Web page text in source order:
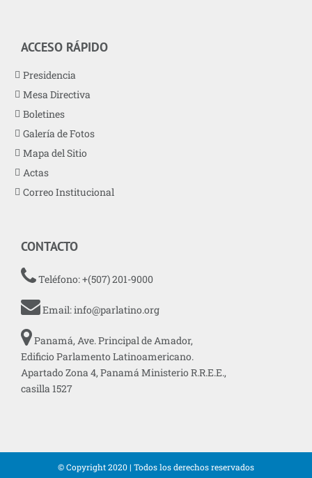
ACCESO RÁPIDO
Presidencia
Mesa Directiva
Boletines
Galería de Fotos
Mapa del Sitio
Actas
Correo Institucional
CONTACTO
Teléfono: +(507) 201-9000
Email:info@parlatino.org
Panamá, Ave. Principal de Amador,
Edificio Parlamento Latinoamericano.
Apartado Zona 4, Panamá Ministerio R.R.E.E.,
casilla 1527
© Copyright 2020 | Todos los derechos reservados